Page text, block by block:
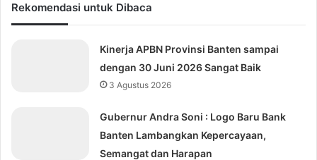
Rekomendasi untuk Dibaca
Kinerja APBN Provinsi Banten sampai
dengan 30 Juni 2026 Sangat Baik
3 Agustus 2026
Gubernur Andra Soni : Logo Baru Bank
Banten Lambangkan Kepercayaan,
Semangat dan Harapan